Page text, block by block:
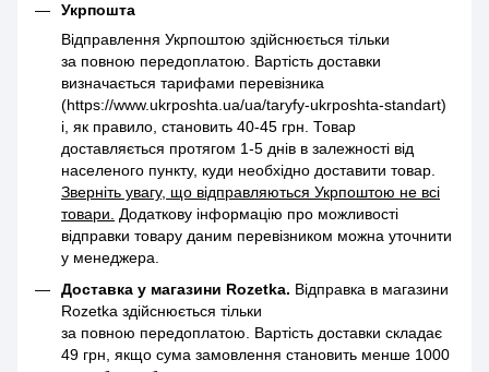
Укрпошта
Відправлення Укрпоштою здійснюється тільки
за повною передоплатою. Вартість доставки
визначається тарифами перевізника
(https://www.ukrposhta.ua/ua/taryfy-ukrposhta-standart)
і, як правило, становить 40-45 грн. Товар
доставляється протягом 1-5 днів в залежності від
населеного пункту, куди необхідно доставити товар.
Зверніть увагу, що відправляються Укрпоштою не всі
товари.
Додаткову інформацію про можливості
відправки товару даним перевізником можна уточнити
у менеджера.
Доставка у магазини Rozetka. Відправка в магазини
Rozetka здійснюється тільки
за повною передоплатою. Вартість доставки складає
49 грн, якщо сума замовлення становить менше 1000